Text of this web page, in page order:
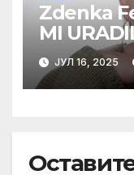
Zdenka
MI
MAMA*
ЈУЛ 16, 2025